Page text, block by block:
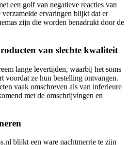
een golf van negatieve reacties van
ervaringen blijkt dat er
zijn die worden benadrukt door de
van slechte kwaliteit
lange levertijden, waarbij het soms
voordat ze hun bestelling ontvangen.
vaak omschreven als van inferieure
met de omschrijvingen en
blijkt een ware nachtmerrie te zijn